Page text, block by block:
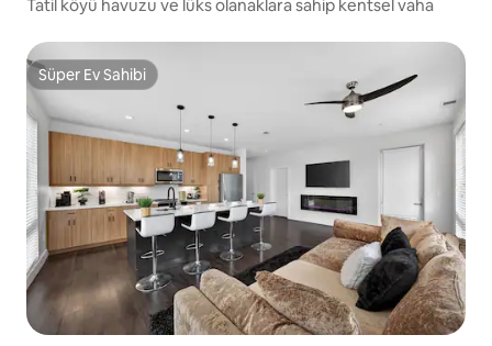
Tatil köyü havuzu ve lüks olanaklara sahip kentsel vaha
Süper Ev Sahibi
Süper Ev Sahibi